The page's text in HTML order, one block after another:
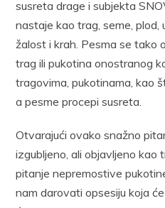
susreta drage i subjekta
nastaje kao trag, seme, plod,
žalost i krah. Pesma se tako
trag ili pukotina onostranog
tragovima, pukotinama, kao
a pesme procepi susreta.
Otvarajući ovako snažno
izgubljeno, ali objavljeno kao
pitanje nepremostive
nam darovati opsesiju koja